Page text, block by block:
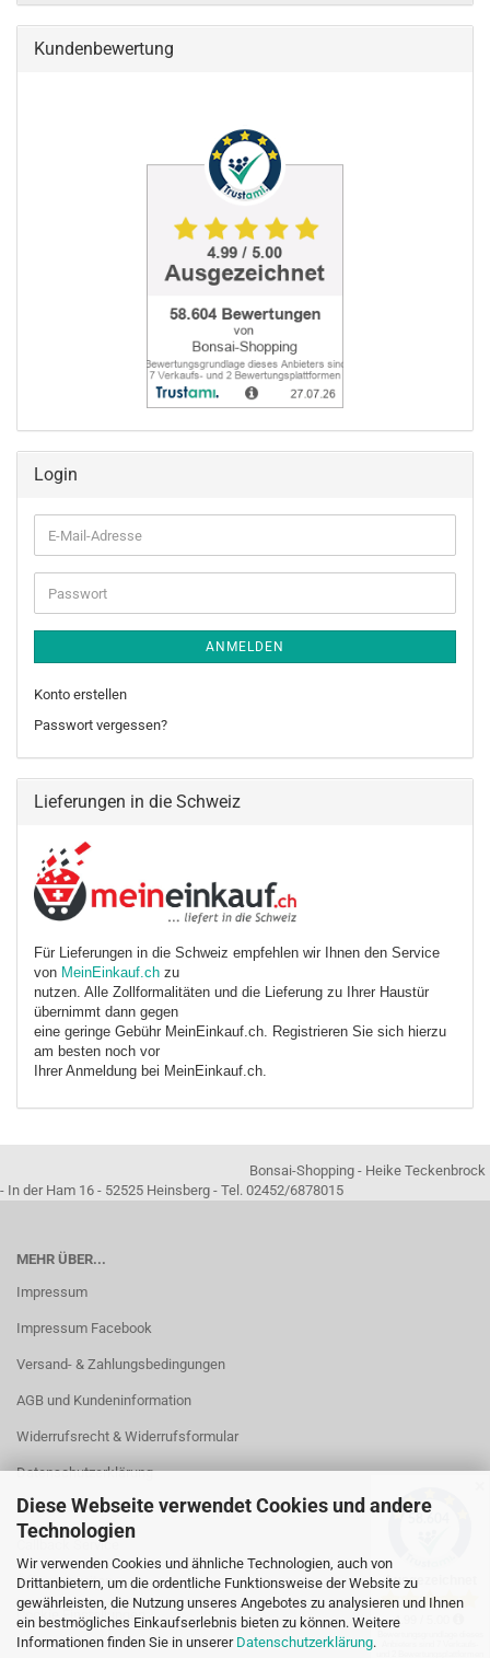
Diese Webseite verwendet Cookies und andere
Technologien
Wir verwenden Cookies und ähnliche Technologien, auch von
Drittanbietern, um die ordentliche Funktionsweise der Website zu
gewährleisten, die Nutzung unseres Angebotes zu analysieren und Ihnen
ein bestmögliches Einkaufserlebnis bieten zu können. Weitere
Informationen finden Sie in unserer Datenschutzerklärung.
Kundenbewertung
Login
E-
Mail-
Adresse
Passwort
ANMELDEN
Konto erstellen
Passwort vergessen?
Lieferungen in die Schweiz
Für Lieferungen in die Schweiz empfehlen wir Ihnen den Service
von MeinEinkauf.ch zu
nutzen. Alle Zollformalitäten und die Lieferung zu Ihrer Haustür
übernimmt dann gegen
eine geringe Gebühr MeinEinkauf.ch. Registrieren Sie sich hierzu
am besten noch vor
Ihrer Anmeldung bei MeinEinkauf.ch.
Bonsai-Shopping - Heike Teckenbrock
- In der Ham 16 - 52525 Heinsberg - Tel. 02452/6878015
MEHR ÜBER...
Impressum
Impressum Facebook
Versand- & Zahlungsbedingungen
AGB und Kundeninformation
Widerrufsrecht & Widerrufsformular
Datenschutzerklärung
Kontakt
Callback Service
Öffnungszeiten
Cookie Einstellungen